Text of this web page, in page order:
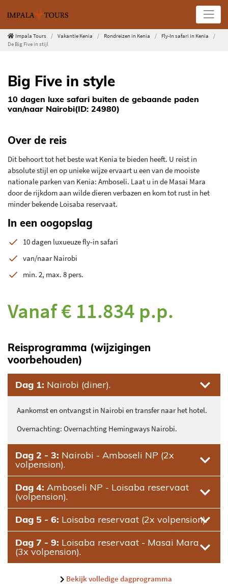
Impala Tours Vakantie Kenia Rondreizen in Kenia
Fly-In safari in Kenia
De Big Five in stijl
Big Five in style
10 dagen luxe safari buiten de gebaande paden
van/naar Nairobi(ID: 24980)
Over de reis
Dit behoort tot het beste wat Kenia te bieden heeft. U reist in
absolute stijl en op unieke wijze ervaart u een van de mooiste
nationale parken van Kenia: Amboseli. Laat u in de Masai Mara
door de rijkdom aan wilde dieren verbazen en kom tot rust in het
minder bekende Loisaba reservaat.
In een oogopslag
10 dagen luxueuze fly-in safari
van/naar Nairobi
min. 2, max. 8 pers.
Vanaf € 11.834 p.p.
Reisprogramma (wijzigingen
voorbehouden)
Dag 1: Nairobi (diner).
Aankomst en ontvangst in Nairobi en transfer naar het hotel.
Overnachting: Overnachting Hemingways Nairobi.
Dag 2 - 3: Nairobi - Amboseli NP (2x
volpension).
Dag 4: Amboseli NP - Loisaba reservaat
(volpension).
Dag 5 - 6: Loisaba reservaat (2x volpension).
Dag 7 - 9: Loisaba reservaat - Masai Mara
(3x volpension).
Bekijk volledige dagprogramma